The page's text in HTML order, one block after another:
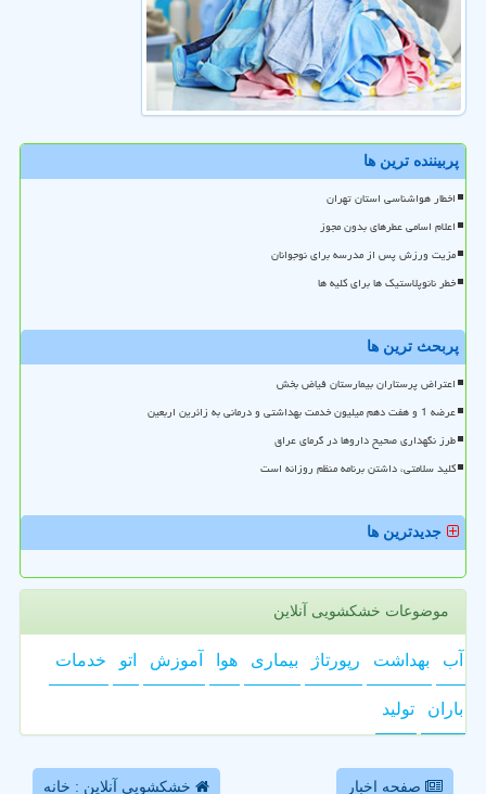
پربیننده ترین ها
اخطار هواشناسی استان تهران
اعلام اسامی عطرهای بدون مجوز
مزیت ورزش پس از مدرسه برای نوجوانان
خطر نانوپلاستیک ها برای کلیه ها
پربحث ترین ها
اعتراض پرستاران بیمارستان فیاض بخش
عرضه 1 و هفت دهم میلیون خدمت بهداشتی و درمانی به زائرین اربعین
طرز نگهداری صحیح داروها در گرمای عراق
کلید سلامتی، داشتن برنامه منظم روزانه است
جدیدترین ها
موضوعات خشکشویی آنلاین
آب بهداشت رپورتاژ بیماری هوا آموزش اتو خدمات
باران تولید
صفحه اخبار خشکشویی آنلاین : خانه